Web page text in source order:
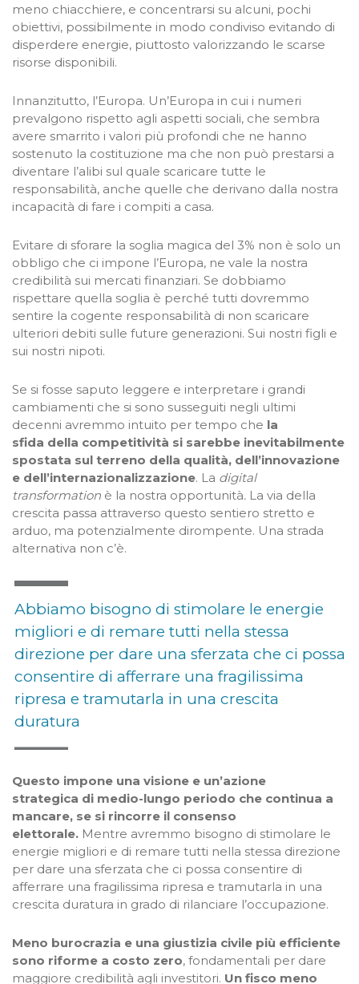
meno chiacchiere, e concentrarsi su alcuni, pochi
obiettivi, possibilmente in modo condiviso evitando di
disperdere energie, piuttosto valorizzando le scarse
risorse disponibili.
Innanzitutto, l’Europa. Un’Europa in cui i numeri
prevalgono rispetto agli aspetti sociali, che sembra
avere smarrito i valori più profondi che ne hanno
sostenuto la costituzione ma che non può prestarsi a
diventare l’alibi sul quale scaricare tutte le
responsabilità, anche quelle che derivano dalla nostra
incapacità di fare i compiti a casa.
Evitare di sforare la soglia magica del 3% non è solo un
obbligo che ci impone l’Europa, ne vale la nostra
credibilità sui mercati finanziari. Se dobbiamo
rispettare quella soglia è perché tutti dovremmo
sentire la cogente responsabilità di non scaricare
ulteriori debiti sulle future generazioni. Sui nostri figli e
sui nostri nipoti.
Se si fosse saputo leggere e interpretare i grandi
cambiamenti che si sono susseguiti negli ultimi
decenni avremmo intuito per tempo che la
sfida della competitività si sarebbe inevitabilmente
spostata sul terreno della qualità, dell’innovazione
e dell’internazionalizzazione. La digital
transformation è la nostra opportunità. La via della
crescita passa attraverso questo sentiero stretto e
arduo, ma potenzialmente dirompente. Una strada
alternativa non c’è.
Abbiamo bisogno di stimolare le energie
migliori e di remare tutti nella stessa
direzione per dare una sferzata che ci possa
consentire di afferrare una fragilissima
ripresa e tramutarla in una crescita
duratura
Questo impone una visione e un’azione
strategica di medio-lungo periodo che continua a
mancare, se si rincorre il consenso
elettorale. Mentre avremmo bisogno di stimolare le
energie migliori e di remare tutti nella stessa direzione
per dare una sferzata che ci possa consentire di
afferrare una fragilissima ripresa e tramutarla in una
crescita duratura in grado di rilanciare l’occupazione.
Meno burocrazia e una giustizia civile più efficiente
sono riforme a costo zero, fondamentali per dare
maggiore credibilità agli investitori. Un fisco meno